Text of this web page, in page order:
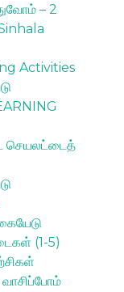
– 2
Activities
செயலட்டைத்
(1-5)